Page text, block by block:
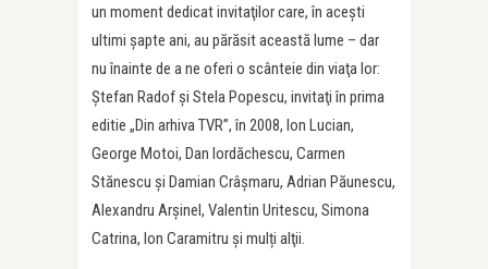
un moment dedicat invitaţilor care, în aceşti
ultimi şapte ani, au părăsit această lume – dar
nu înainte de a ne oferi o scânteie din viaţa lor:
Ştefan Radof şi Stela Popescu, invitaţi în prima
editie „Din arhiva TVR”, în 2008, Ion Lucian,
George Motoi, Dan Iordăchescu, Carmen
Stănescu şi Damian Crâşmaru, Adrian Păunescu,
Alexandru Arşinel, Valentin Uritescu, Simona
Catrina, Ion Caramitru şi mulți alţii.